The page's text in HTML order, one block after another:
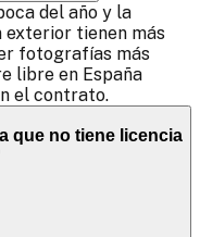
del año y la
exterior tienen más
fotografías más
libre en España
el contrato.
que no tiene licencia